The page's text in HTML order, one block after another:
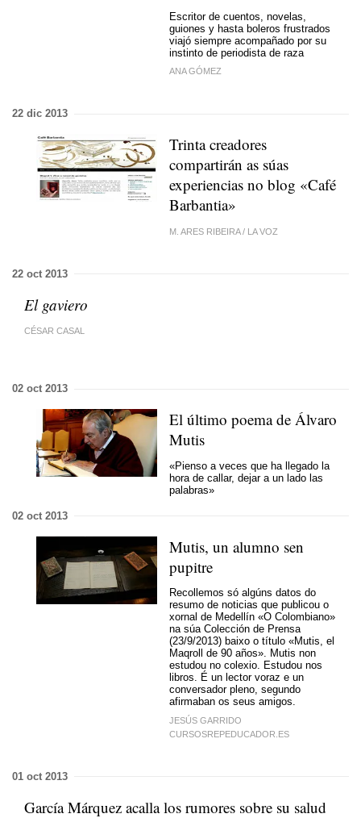
Escritor de cuentos, novelas,
guiones y hasta boleros frustrados
viajó siempre acompañado por su
instinto de periodista de raza
ANA GÓMEZ
22 dic 2013
Trinta creadores
compartirán as súas
experiencias no blog «Café
Barbantia»
M. ARES RIBEIRA/ LA VOZ
22 oct 2013
El gaviero
CÉSAR CASAL
02 oct 2013
El último poema de Álvaro
Mutis
«Pienso a veces que ha llegado la
hora de callar, dejar a un lado las
palabras»
02 oct 2013
Mutis, un alumno sen
pupitre
Recollemos só algúns datos do
resumo de noticias que publicou o
xornal de Medellín «O Colombiano»
na súa Colección de Prensa
(23/9/2013) baixo o título «Mutis, el
Maqroll de 90 años». Mutis non
estudou no colexio. Estudou nos
libros. É un lector voraz e un
conversador pleno, segundo
afirmaban os seus amigos.
JESÚS GARRIDO
CURSOSREPEDUCADOR.ES
01 oct 2013
García Márquez acalla los rumores sobre su salud